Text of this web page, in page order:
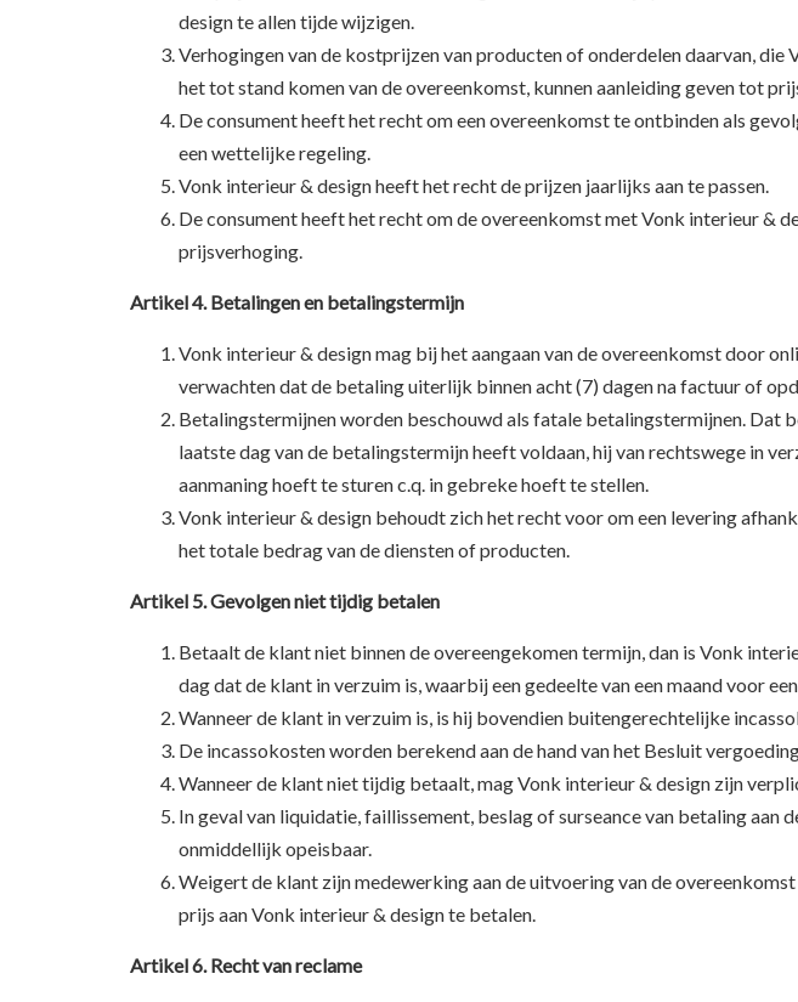
design te allen tijde wijzigen.
Verhogingen van de kostprijzen van producten of onderdelen daarvan,
het tot stand komen van de overeenkomst, kunnen aanleiding geven tot
De consument heeft het recht om een overeenkomst te ontbinden als
een wettelijke regeling.
Vonk interieur & design heeft het recht de prijzen jaarlijks aan te passen.
De consument heeft het recht om de overeenkomst met Vonk interieur
prijsverhoging.
Artikel 4. Betalingen en betalingstermijn
Vonk interieur & design mag bij het aangaan van de overeenkomst door
verwachten dat de betaling uiterlijk binnen acht (7) dagen na factuur of
Betalingstermijnen worden beschouwd als fatale betalingstermijnen. Dat
laatste dag van de betalingstermijn heeft voldaan, hij van rechtswege in
aanmaning hoeft te sturen c.q. in gebreke hoeft te stellen.
Vonk interieur & design behoudt zich het recht voor om een levering
het totale bedrag van de diensten of producten.
Artikel 5. Gevolgen niet tijdig betalen
Betaalt de klant niet binnen de overeengekomen termijn, dan is Vonk
dag dat de klant in verzuim is, waarbij een gedeelte van een maand voor
Wanneer de klant in verzuim is, is hij bovendien buitengerechtelijke
De incassokosten worden berekend aan de hand van het Besluit
Wanneer de klant niet tijdig betaalt, mag Vonk interieur & design zijn
In geval van liquidatie, faillissement, beslag of surseance van betaling
onmiddellijk opeisbaar.
Weigert de klant zijn medewerking aan de uitvoering van de
prijs aan Vonk interieur & design te betalen.
Artikel 6. Recht van reclame